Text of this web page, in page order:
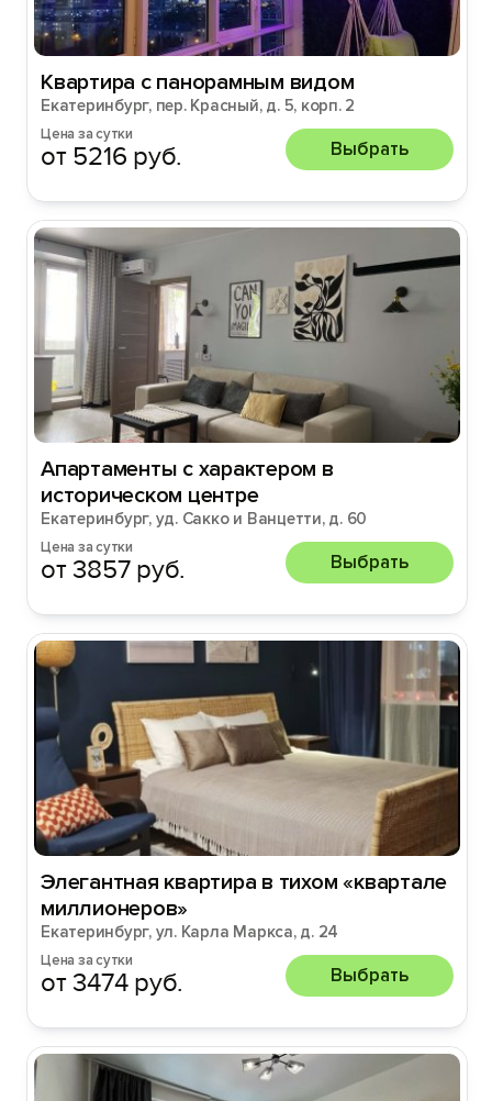
Квартира c панорамным видом
Екатеринбург, пер. Красный, д. 5, корп. 2
Цена за сутки
от 5216 руб. Выбрать
Апартаменты с характером в
историческом центре
Екатеринбург, уд. Сакко и Ванцетти, д. 60
Цена за сутки
от 3857 руб. Выбрать
Элегантная квартира в тихом «квартале
миллионеров»
Екатеринбург, ул. Карла Маркса, д. 24
Цена за сутки
от 3474 руб. Выбрать